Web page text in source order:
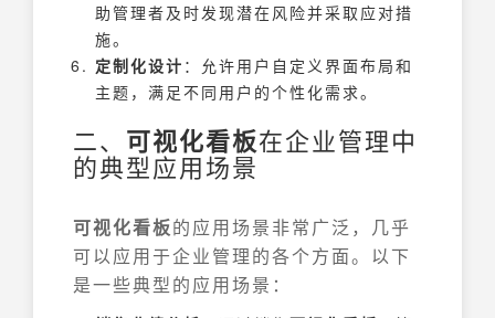
助管理者及时发现潜在风险并采取应对措
施。
定制化设计 ：允许用户自定义界面布局和
主题，满足不同用户的个性化需求。
二、 可视化看板在企业管理中
的典型应用场景
可视化看板的应用场景非常广泛，几乎
可以应用于企业管理的各个方面。以下
是一些典型的应用场景：